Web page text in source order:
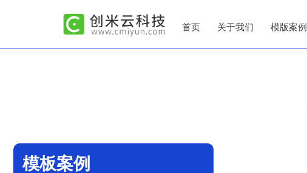
首页 关于我们 模版案例
模板案例